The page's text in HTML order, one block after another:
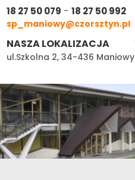
18 27 50 079 -18 27 50 992
sp_maniowy@czorsztyn.pl
NASZA LOKALIZACJA
ul.Szkolna 2, 34-436 Maniowy